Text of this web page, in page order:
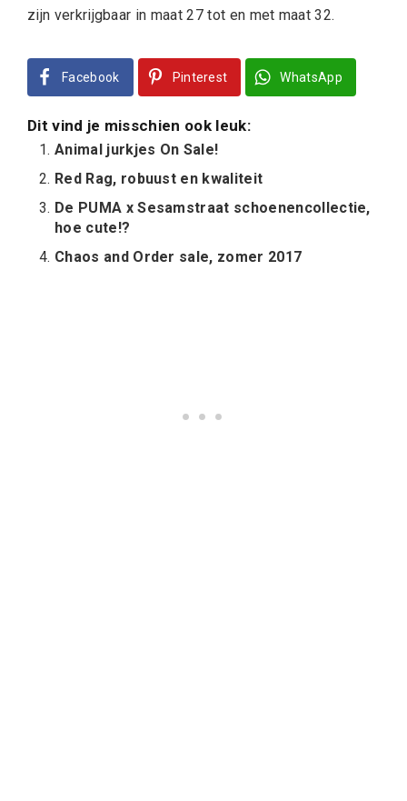
zijn verkrijgbaar in maat 27 tot en met maat 32.
Facebook Pinterest WhatsApp
Dit vind je misschien ook leuk:
Animal jurkjes On Sale!
Red Rag, robuust en kwaliteit
De PUMA x Sesamstraat schoenencollectie,
hoe cute!?
Chaos and Order sale, zomer 2017